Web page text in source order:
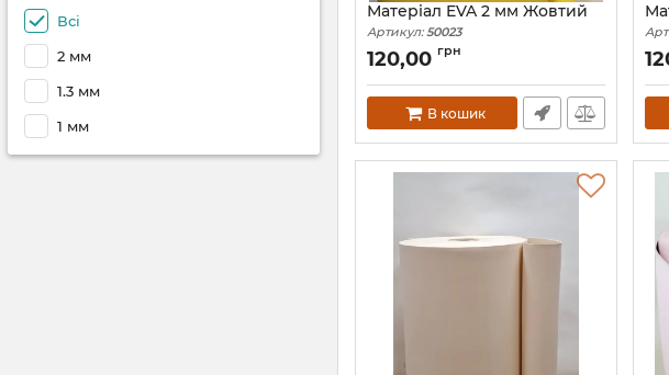
Всі
2 мм
1.3 мм
1 мм
Матеріал EVA 2 мм Жовтий
Артикул: 50023
120,00 грн
В кошик